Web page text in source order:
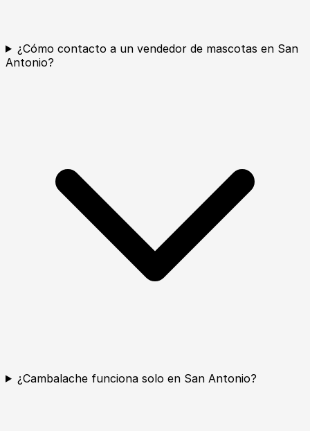
¿Cómo contacto a un vendedor de mascotas en San
Antonio?
¿Cambalache funciona solo en San Antonio?